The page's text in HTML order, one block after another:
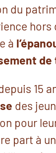
du
à
15
des
pour
part à